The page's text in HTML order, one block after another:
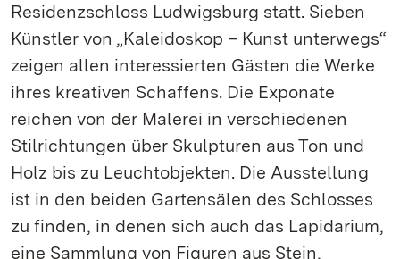
Residenzschloss Ludwigsburg statt. Sieben
Künstler von „Kaleidoskop – Kunst unterwegs“
zeigen allen interessierten Gästen die Werke
ihres kreativen Schaffens. Die Exponate
reichen von der Malerei in verschiedenen
Stilrichtungen über Skulpturen aus Ton und
Holz bis zu Leuchtobjekten. Die Ausstellung
ist in den beiden Gartensälen des Schlosses
zu finden, in denen sich auch das Lapidarium,
eine Sammlung von Figuren aus Stein,